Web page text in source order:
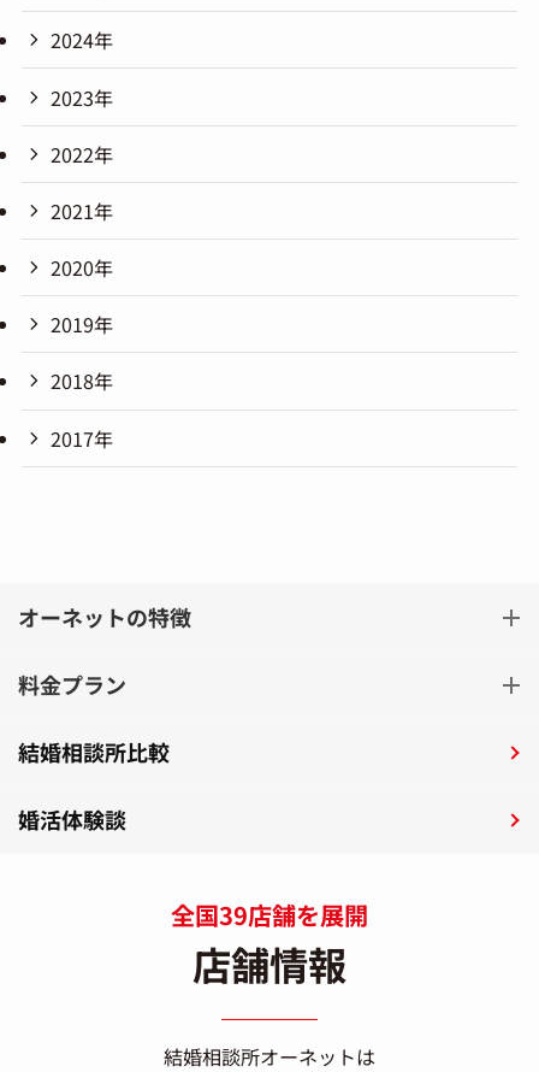
2024年
2023年
2022年
2021年
2020年
2019年
2018年
2017年
オーネットの特徴
料金プラン
結婚相談所比較
婚活体験談
全国39店舗を展開
店舗情報
結婚相談所オーネットは